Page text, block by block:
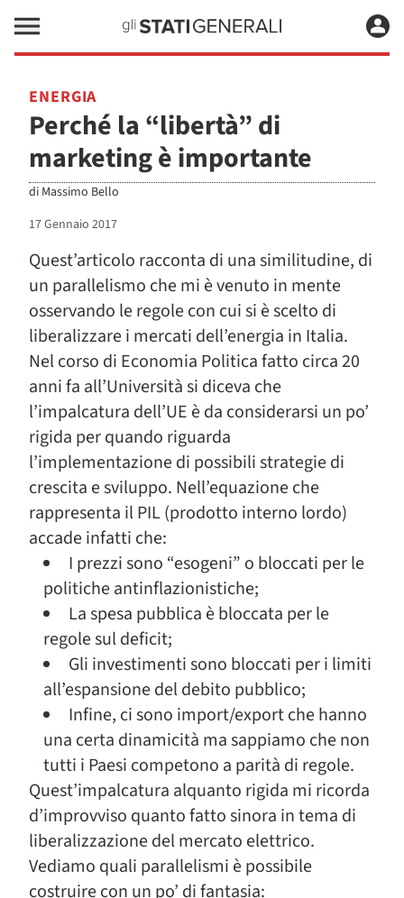
ENERGIA
Perché la “libertà” di
marketing è importante
di Massimo Bello
17 Gennaio 2017
Quest’articolo racconta di una similitudine, di
un parallelismo che mi è venuto in mente
osservando le regole con cui si è scelto di
liberalizzare i mercati dell’energia in Italia.
Nel corso di Economia Politica fatto circa 20
anni fa all’Università si diceva che
l’impalcatura dell’UE è da considerarsi un po’
rigida per quando riguarda
l’implementazione di possibili strategie di
crescita e sviluppo. Nell’equazione che
rappresenta il PIL (prodotto interno lordo)
accade infatti che:
I prezzi sono “esogeni” o bloccati per le
politiche antinflazionistiche;
La spesa pubblica è bloccata per le
regole sul deficit;
Gli investimenti sono bloccati per i limiti
all’espansione del debito pubblico;
Infine, ci sono import/export che hanno
una certa dinamicità ma sappiamo che non
tutti i Paesi competono a parità di regole.
Quest’impalcatura alquanto rigida mi ricorda
d’improvviso quanto fatto sinora in tema di
liberalizzazione del mercato elettrico.
Vediamo quali parallelismi è possibile
costruire con un po’ di fantasia: